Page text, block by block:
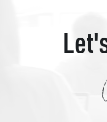
Let'